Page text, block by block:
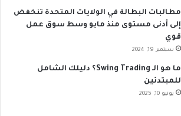
مطالبات البطالة في الولايات المتحدة تنخفض
إلى أدنى مستوى منذ مايو وسط سوق عمل
قوي
سبتمبر 19, 2024
ما هو الـ Swing Trading؟ دليلك الشامل
للمبتدئين
يونيو 10, 2025